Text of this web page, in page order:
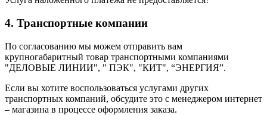
4. Транспортные компании
По согласованию мы можем отправить вам
крупногабаритный товар транспортными компаниями
"ДЕЛОВЫЕ ЛИНИИ", " ПЭК", "КИТ", “ЭНЕРГИЯ”.
Если вы хотите воспользоваться услугами других
транспортных компаний, обсудите это с менеджером интернет
– магазина в процессе оформления заказа.